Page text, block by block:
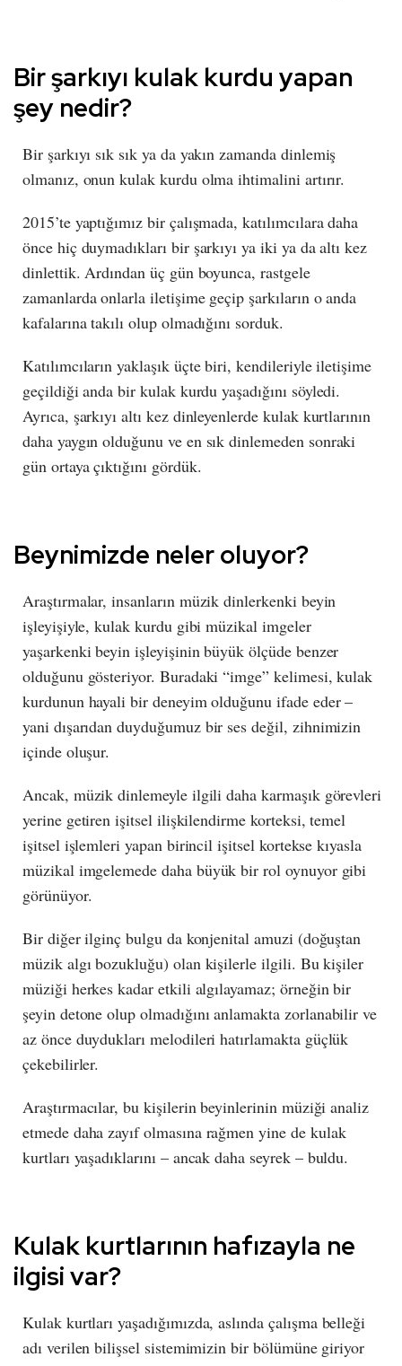
Bir şarkıyı kulak kurdu yapan
şey nedir?
Bir şarkıyı sık sık ya da yakın zamanda dinlemiş
olmanız, onun kulak kurdu olma ihtimalini artırır.
2015’te yaptığımız bir çalışmada, katılımcılara daha
önce hiç duymadıkları bir şarkıyı ya iki ya da altı kez
dinlettik. Ardından üç gün boyunca, rastgele
zamanlarda onlarla iletişime geçip şarkıların o anda
kafalarına takılı olup olmadığını sorduk.
Katılımcıların yaklaşık üçte biri, kendileriyle iletişime
geçildiği anda bir kulak kurdu yaşadığını söyledi.
Ayrıca, şarkıyı altı kez dinleyenlerde kulak kurtlarının
daha yaygın olduğunu ve en sık dinlemeden sonraki
gün ortaya çıktığını gördük.
Beynimizde neler oluyor?
Araştırmalar, insanların müzik dinlerkenki beyin
işleyişiyle, kulak kurdu gibi müzikal imgeler
yaşarkenki beyin işleyişinin büyük ölçüde benzer
olduğunu gösteriyor. Buradaki “imge” kelimesi, kulak
kurdunun hayali bir deneyim olduğunu ifade eder –
yani dışarıdan duyduğumuz bir ses değil, zihnimizin
içinde oluşur.
Ancak, müzik dinlemeyle ilgili daha karmaşık görevleri
yerine getiren işitsel ilişkilendirme korteksi, temel
işitsel işlemleri yapan birincil işitsel kortekse kıyasla
müzikal imgelemede daha büyük bir rol oynuyor gibi
görünüyor.
Bir diğer ilginç bulgu da konjenital amuzi (doğuştan
müzik algı bozukluğu) olan kişilerle ilgili. Bu kişiler
müziği herkes kadar etkili algılayamaz; örneğin bir
şeyin detone olup olmadığını anlamakta zorlanabilir ve
az önce duydukları melodileri hatırlamakta güçlük
çekebilirler.
Araştırmacılar, bu kişilerin beyinlerinin müziği analiz
etmede daha zayıf olmasına rağmen yine de kulak
kurtları yaşadıklarını – ancak daha seyrek – buldu.
Kulak kurtlarının hafızayla ne
ilgisi var?
Kulak kurtları yaşadığımızda, aslında çalışma belleği
adı verilen bilişsel sistemimizin bir bölümüne giriyor